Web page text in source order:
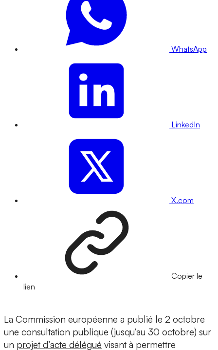
WhatsApp
LinkedIn
X.com
Copier le
lien
La Commission européenne a publié le 2 octobre
une consultation publique (jusqu’au 30 octobre) sur
un projet d’acte délégué visant à permettre